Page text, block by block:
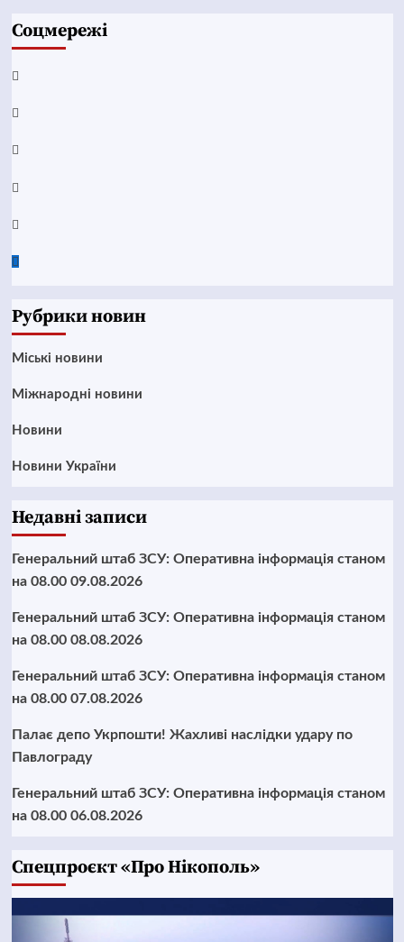
Соцмережі
Facebook
YouTube
Telegram
Instagram
Twitter
Google
Рубрики новин
Mіські новини
Міжнародні новини
Новини
Новини України
Недавні записи
Генеральний штаб ЗСУ: Оперативна інформація станом
на 08.00 09.08.2026
Генеральний штаб ЗСУ: Оперативна інформація станом
на 08.00 08.08.2026
Генеральний штаб ЗСУ: Оперативна інформація станом
на 08.00 07.08.2026
Палає депо Укрпошти! Жахливі наслідки удару по
Павлограду
Генеральний штаб ЗСУ: Оперативна інформація станом
на 08.00 06.08.2026
Cпецпроєкт «Про Нікополь»